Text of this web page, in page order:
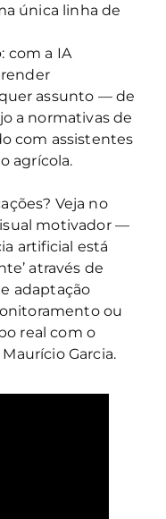
única linha de
: com a IA
assunto — de
a normativas de
com assistentes
agrícola.
Veja no
motivador —
artificial está
através de
adaptação
ou
real com o
Garcia.